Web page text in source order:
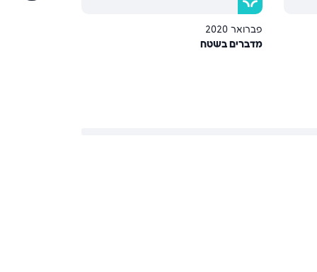
פברואר 2020
מדברים בשטח